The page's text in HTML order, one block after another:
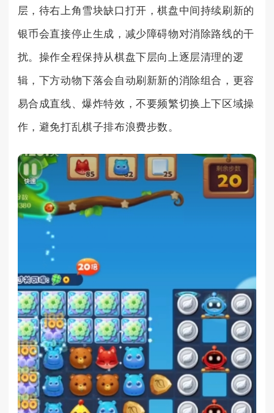
层，待右上角雪块缺口打开，棋盘中间持续刷新的
银币会直接停止生成，减少障碍物对消除路线的干
扰。操作全程保持从棋盘下层向上逐层清理的逻
辑，下方动物下落会自动刷新新的消除组合，更容
易合成直线、爆炸特效，不要频繁切换上下区域操
作，避免打乱棋子排布浪费步数。